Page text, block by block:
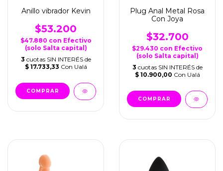
Anillo vibrador Kevin
$53.200
$47.880 con Efectivo
(solo Salta capital)
3 cuotas SIN INTERÉS de
$ 17.733,33 Con Ualá
Plug Anal Metal Rosa
Con Joya
$32.700
$29.430 con Efectivo
(solo Salta capital)
3 cuotas SIN INTERÉS de
$ 10.900,00 Con Ualá
COMPRAR